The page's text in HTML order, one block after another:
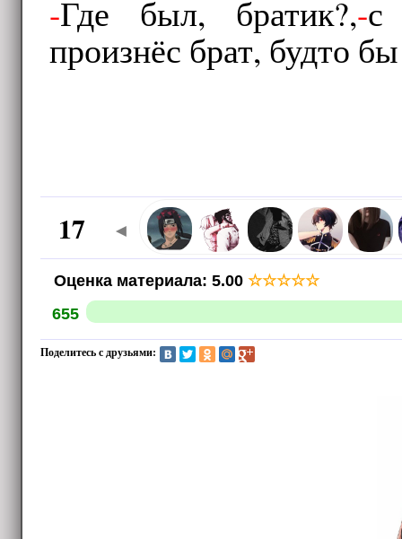
-Где был, братик?,-с
произнёс брат, будто
17 ◄
Оценка материала: 5.00 ☆☆☆☆☆
655
Поделитесь с друзьями: